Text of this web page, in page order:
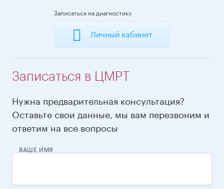
Записаться на диагностику
Личный кабинет
Записаться в ЦМРТ
Нужна предварительная консультация?
Оставьте свои данные, мы вам перезвоним и
ответим на все вопросы
ВАШЕ ИМЯ